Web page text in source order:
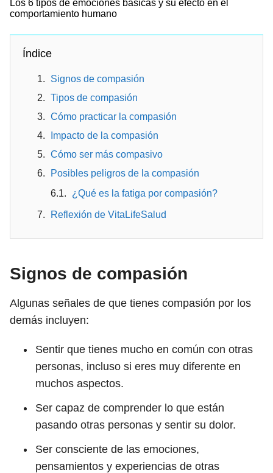
Los 6 tipos de emociones básicas y su efecto en el
comportamiento humano
Índice
Signos de compasión
Tipos de compasión
Cómo practicar la compasión
Impacto de la compasión
Cómo ser más compasivo
Posibles peligros de la compasión
¿Qué es la fatiga por compasión?
Reflexión de VitaLifeSalud
Signos de compasión
Algunas señales de que tienes compasión por los
demás incluyen:
Sentir que tienes mucho en común con otras
personas, incluso si eres muy diferente en
muchos aspectos.
Ser capaz de comprender lo que están
pasando otras personas y sentir su dolor.
Ser consciente de las emociones,
pensamientos y experiencias de otras